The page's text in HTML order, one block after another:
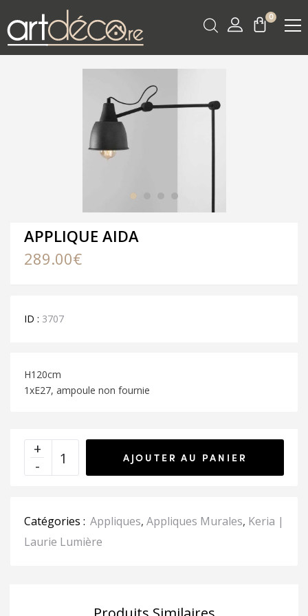
0
APPLIQUE AIDA
289.00€
ID : 3707
H120cm
1xE27, ampoule non fournie
AJOUTER AU PANIER
Catégories : Appliques, Appliques Murales, Keria |
Laurie Lumière